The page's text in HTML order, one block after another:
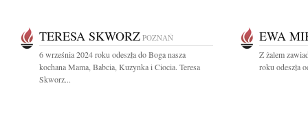
TERESA SKWORZ POZNAŃ
6 września 2024 roku odeszła do Boga nasza
kochana Mama, Babcia, Kuzynka i Ciocia. Teresa
Skworz...
EWA
Z żalem
roku odeszła